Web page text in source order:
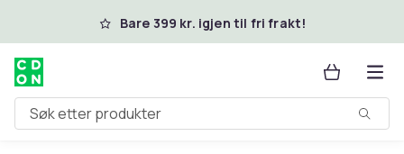
Hopp til hovedinnholdBare 399 kr. igjen til fri frakt!
Søk etter produkter